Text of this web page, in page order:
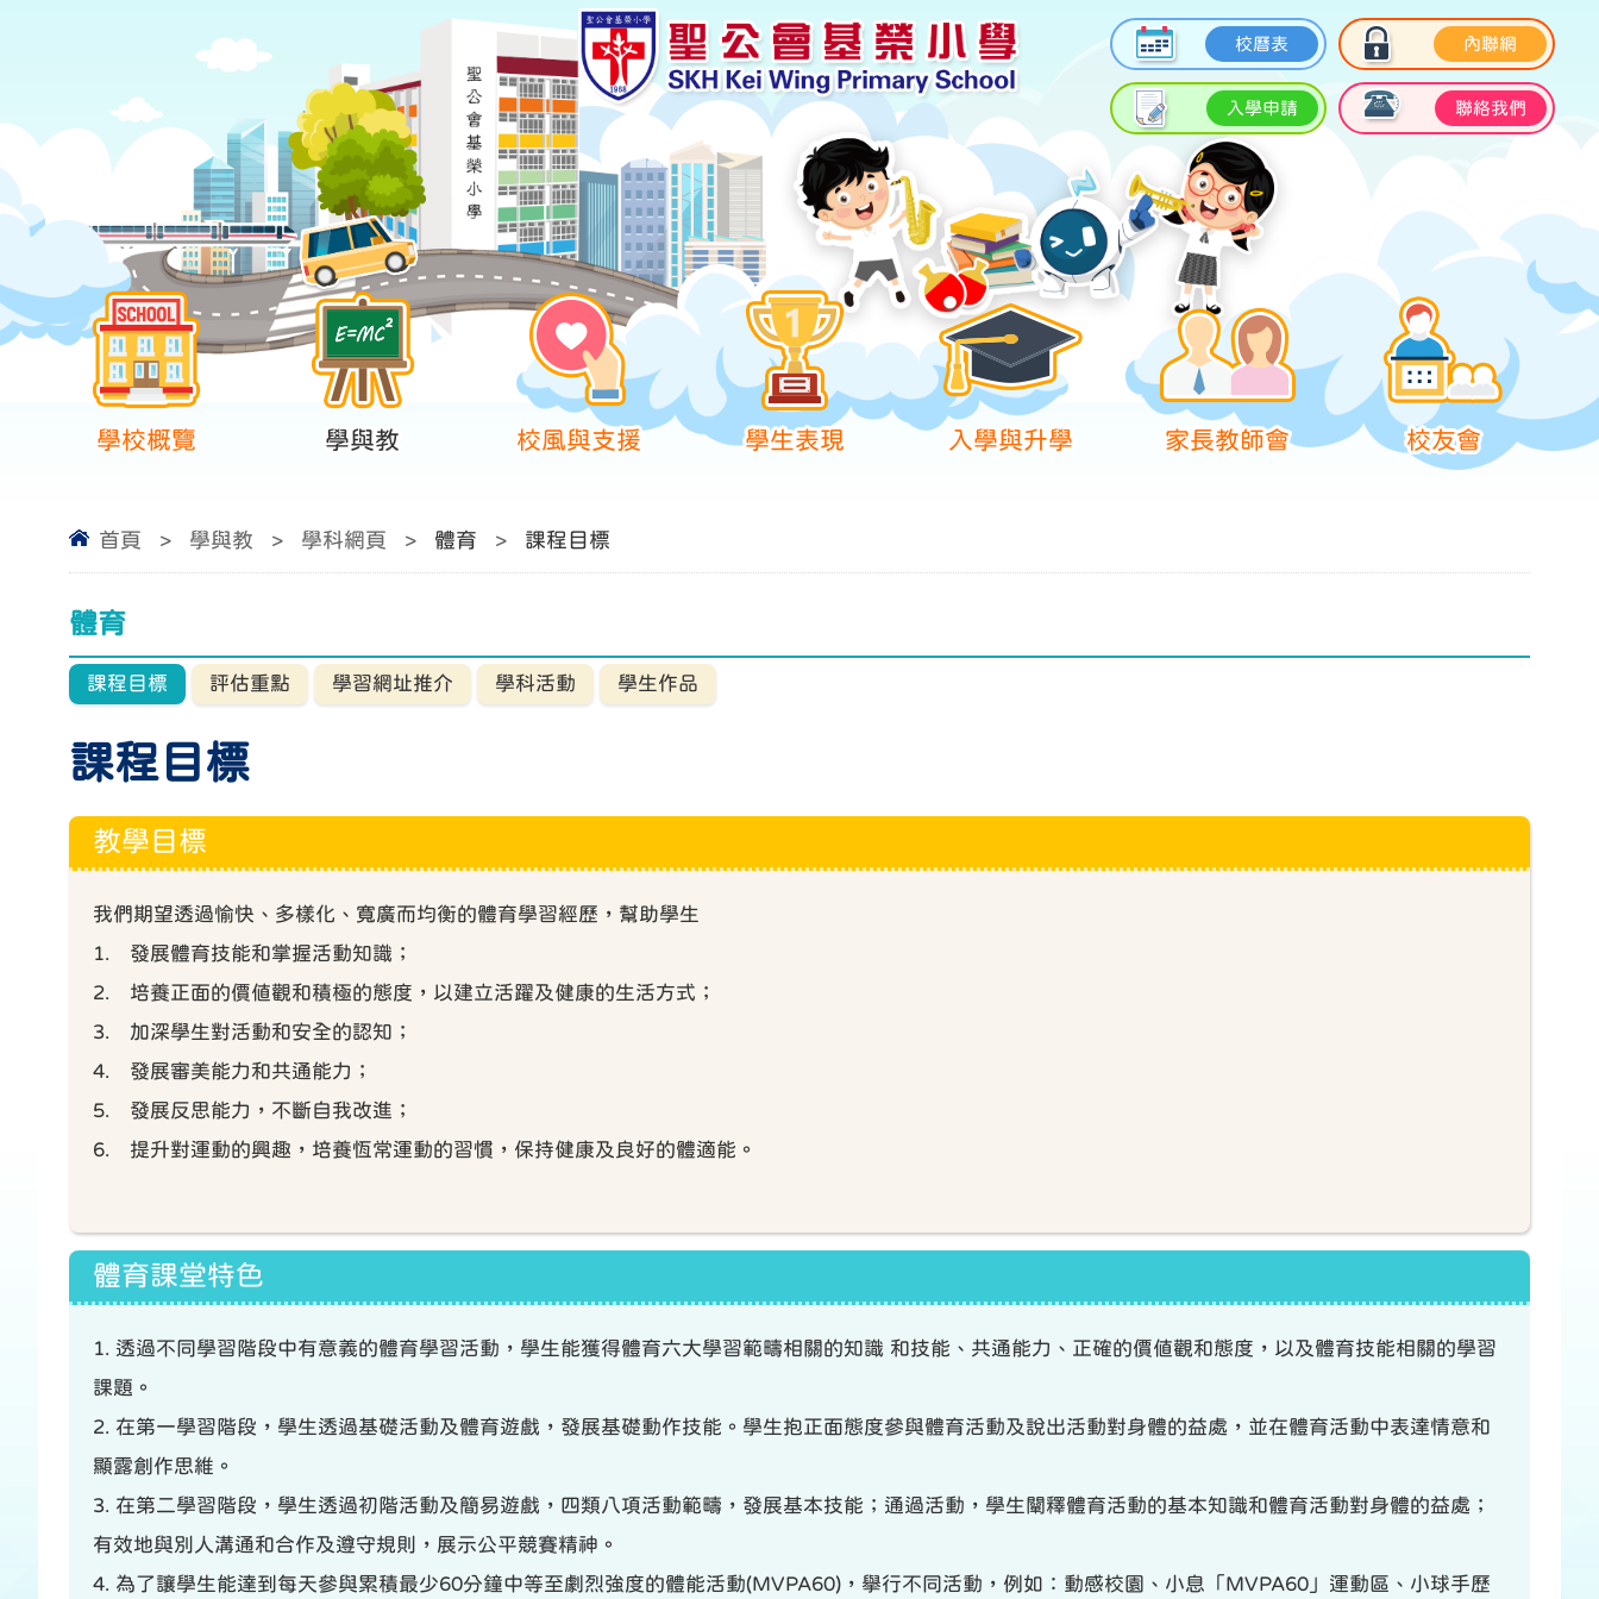
校曆表 內聯網
入學申請 聯絡我們
學校概覽 學與教 校風與支援 學生表現 入學與升學 家長教師會 校友會
首頁 > 學與教 > 學科網頁 > 體育 > 課程目標
體育
課程目標 評估重點 學習網址推介 學科活動 學生作品
課程目標
教學目標
我們期望透過愉快、多樣化、寬廣而均衡的體育學習經歷，幫助學生
1. 發展體育技能和掌握活動知識；
2. 培養正面的價值觀和積極的態度，以建立活躍及健康的生活方式；
3. 加深學生對活動和安全的認知；
4. 發展審美能力和共通能力；
5. 發展反思能力，不斷自我改進；
6. 提升對運動的興趣，培養恆常運動的習慣，保持健康及良好的體適能。
體育課堂特色
1. 透過不同學習階段中有意義的體育學習活動，學生能獲得體育六大學習範疇相關的知識 和技能、共通能力、正確的價值觀和態度，以及體育技能相關的學習
課題。
2. 在第一學習階段，學生透過基礎活動及體育遊戲，發展基礎動作技能。學生抱正面態度參與體育活動及說出活動對身體的益處，並在體育活動中表達情意和
顯露創作思維。
3. 在第二學習階段，學生透過初階活動及簡易遊戲，四類八項活動範疇，發展基本技能；通過活動，學生闡釋體育活動的基本知識和體育活動對身體的益處；
有效地與別人溝通和合作及遵守規則，展示公平競賽精神。
4. 為了讓學生能達到每天參與累積最少60分鐘中等至劇烈強度的體能活動(MVPA60)，擧行不同活動，例如：動感校園、小息「MVPA60」運動區、小球手歷